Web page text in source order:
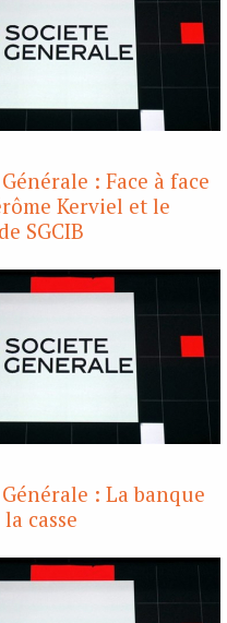
: Face à face
Kerviel et le
SGCIB
: La banque
casse